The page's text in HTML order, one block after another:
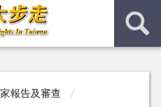
報告及審查